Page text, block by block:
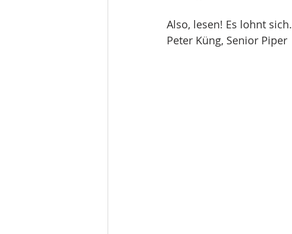
Also, lesen! Es lohnt sich.
Peter Küng, Senior Piper